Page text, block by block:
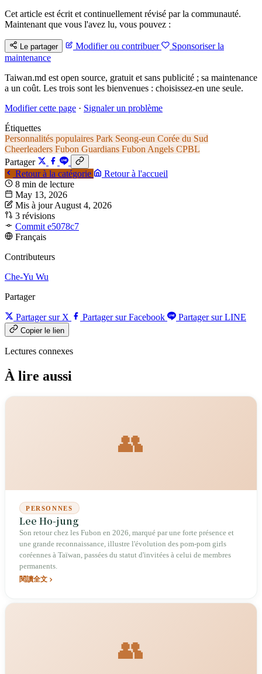
Cet article est écrit et continuellement révisé par la communauté.
Maintenant que vous l'avez lu, vous pouvez :
Le partager Modifier ou contribuer
Sponsoriser la
maintenance
Taiwan.md est open source, gratuit et sans publicité ; sa maintenance
a un coût. Les trois sont les bienvenues : choisissez-en une seule.
Modifier cette page · Signaler un problème
Étiquettes
Personnalités populaires Park Seong-eun Corée du Sud
Cheerleaders Fubon Guardians Fubon Angels CPBL
Partager
Retour à la catégorie
Retour à l'accueil
8 min de lecture
May 13, 2026
Mis à jour August 4, 2026
3 révisions
Commit e5078c7
Français
Contributeurs
Che-Yu Wu
Partager
Partager sur X Partager sur Facebook Partager sur LINE
Copier le lien
Lectures connexes
À lire aussi
👥
PERSONNES
Lee Ho-jung
Son retour chez les Fubon en 2026, marqué par une forte présence et
une grande reconnaissance, illustre l'évolution des pom-pom girls
coréennes à Taïwan, passées du statut d'invitées à celui de membres
permanents.
閱讀全文
👥